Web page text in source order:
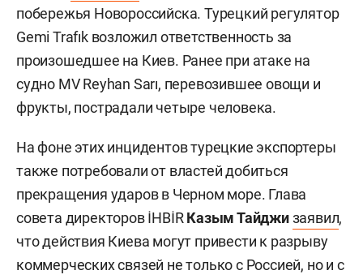
побережья Новороссийска. Турецкий регулятор
Gemi Trafık возложил ответственность за
произошедшее на Киев. Ранее при атаке на
судно MV Reyhan Sarı, перевозившее овощи и
фрукты, пострадали четыре человека.
На фоне этих инцидентов турецкие экспортеры
также потребовали от властей добиться
прекращения ударов в Черном море. Глава
совета директоров İHBİRКазым Тайджизаявил,
что действия Киева могут привести к разрыву
коммерческих связей не только с Россией, но и с